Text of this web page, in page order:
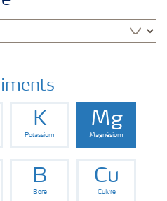
K
Potassium
Mg
Magnésium
B
Bore
Cu
Cuivre